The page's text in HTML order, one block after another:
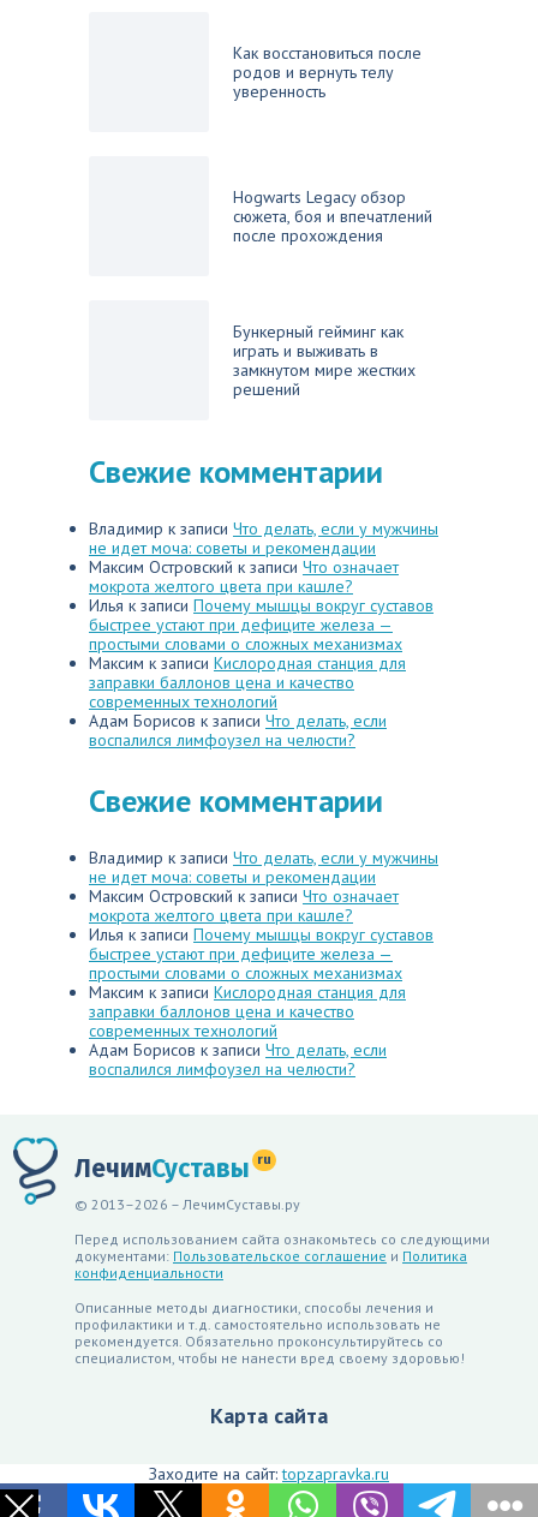
Как восстановиться после
родов и вернуть телу
уверенность
Hogwarts Legacy обзор
сюжета, боя и впечатлений
после прохождения
Бункерный гейминг как
играть и выживать в
замкнутом мире жестких
решений
Свежие комментарии
Владимир к записи Что делать, если у мужчины
не идет моча: советы и рекомендации
Максим Островский к записи Что означает
мокрота желтого цвета при кашле?
Илья к записи Почему мышцы вокруг суставов
быстрее устают при дефиците железа —
простыми словами о сложных механизмах
Максим к записи Кислородная станция для
заправки баллонов цена и качество
современных технологий
Адам Борисов к записи Что делать, если
воспалился лимфоузел на челюсти?
Свежие комментарии
Владимир к записи Что делать, если у мужчины
не идет моча: советы и рекомендации
Максим Островский к записи Что означает
мокрота желтого цвета при кашле?
Илья к записи Почему мышцы вокруг суставов
быстрее устают при дефиците железа —
простыми словами о сложных механизмах
Максим к записи Кислородная станция для
заправки баллонов цена и качество
современных технологий
Адам Борисов к записи Что делать, если
воспалился лимфоузел на челюсти?
ЛечимСуставы ru
© 2013–2026 – ЛечимСуставы.ру
Перед использованием сайта ознакомьтесь со следующими
документами: Пользовательское соглашение и Политика
конфиденциальности
Описанные методы диагностики, способы лечения и
профилактики и т.д. самостоятельно использовать не
рекомендуется. Обязательно проконсультируйтесь со
специалистом, чтобы не нанести вред своему здоровью!
Карта сайта
Заходите на сайт:topzapravka.ru